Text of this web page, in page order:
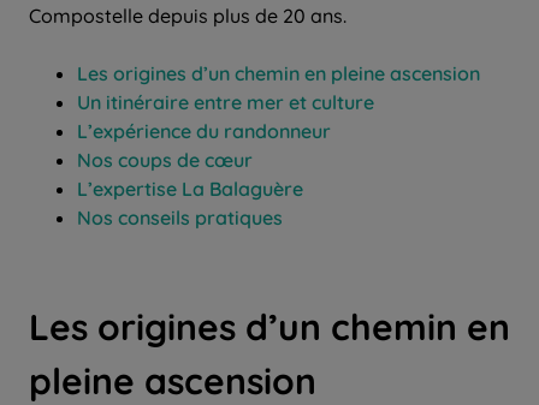
Compostelle depuis plus de 20 ans.
Les origines d’un chemin en pleine ascension
Un itinéraire entre mer et culture
L’expérience du randonneur
Nos coups de cœur
L’expertise La Balaguère
Nos conseils pratiques
Les origines d’un chemin en
pleine ascension